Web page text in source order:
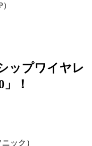
ップワイヤレ
！